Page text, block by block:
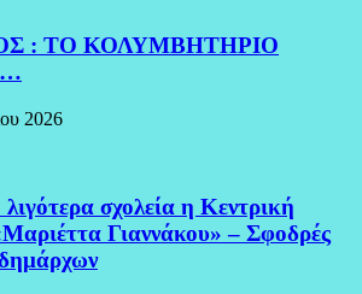
: ΤΟ ΚΟΛΥΜΒΗΤΗΡΙΟ
2026
σχολεία η Κεντρική
Γιαννάκου» – Σφοδρές